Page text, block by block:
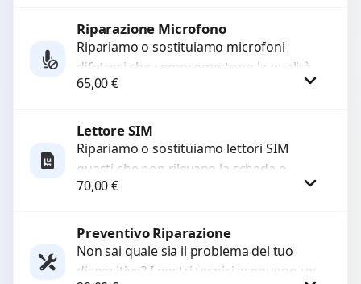
Procedi
Riparazione Microfono
Ripariamo o sostituiamo microfoni
difettosi che compromettono la qualità
audio delle registrazioni o delle
di...
65,00€
Lettore SIM
Ripariamo o sostituiamo lettori SIM
guasti che non rilevano la scheda o
interrompono il segnale. Utilizziamo
70,00€
Procedi
Preventivo Riparazione
Non sai quale sia il problema del tuo
dispositivo? I nostri tecnici eseguono un